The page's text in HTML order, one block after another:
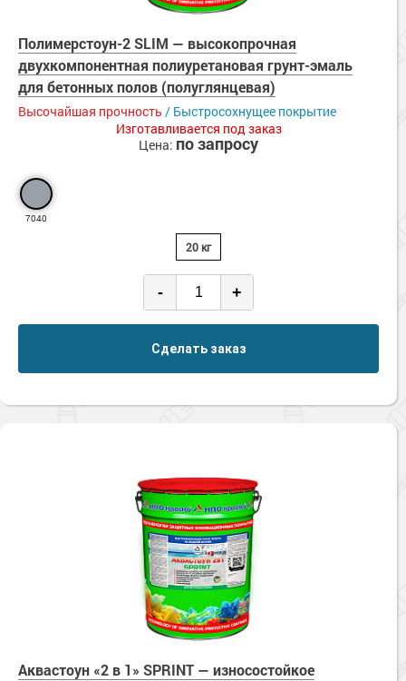
Полимерстоун-2 SLIM — высокопрочная
двухкомпонентная полиуретановая грунт-эмаль
для бетонных полов (полуглянцевая)
Высочайшая прочность / Быстросохнущее покрытие
Изготавливается под заказ
Цена: по запросу
7040
20 кг
- +
Сделать заказ
Аквастоун «2 в 1» SPRINT — износостойкое